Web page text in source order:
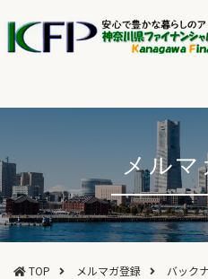
メル
TOP メルマガ登録 バック